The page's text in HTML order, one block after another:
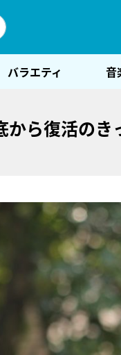
バラエティ 音
から復活の